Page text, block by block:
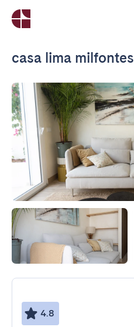
casa lima milfontes
4.8